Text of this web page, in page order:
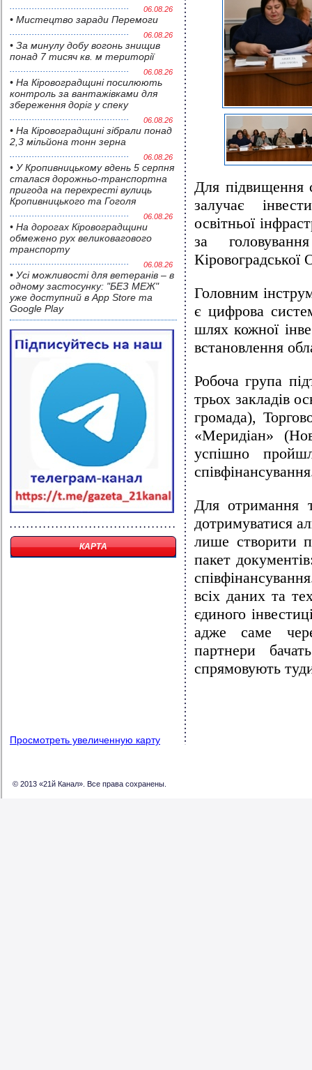
06.08.26
• Мистецтво заради Перемоги
06.08.26
• За минулу добу вогонь знищив
понад 7 тисяч кв. м території
06.08.26
• На Кіровоградщині посилюють
контроль за вантажівками для
збереження доріг у спеку
06.08.26
• На Кіровоградщині зібрали понад
2,3 мільйона тонн зерна
06.08.26
• У Кропивницькому вдень 5 серпня
сталася дорожньо-транспортна
пригода на перехресті вулиць
Кропивницького та Гоголя
06.08.26
• На дорогах Кіровоградщини
обмежено рух великовагового
транспорту
06.08.26
• Усі можливості для ветеранів – в
одному застосунку: "БЕЗ МЕЖ"
уже доступний в App Store та
Google Play
КАРТА
Просмотреть увеличенную карту
Для підвищення
залучає
освітньої
за
Головним
є цифрова
шлях кожної
встановлення
Робоча група
трьох закладів
громада),
«Меридіан»
успішно
Для отримання
дотримуватися
лише створити
пакет
всіх даних та
єдиного
адже саме
партнери
спрямовують
© 2013 «21й Канал». Все права сохранены.